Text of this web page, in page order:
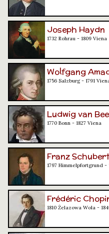
Joseph Haydn
1732 Rohrau - 1809 Viena
Wolfgang
1756 Salzburg - 1791
Ludwig van
1770 Bonn - 1827 Viena
Franz
1797 Himmelpfortgrund -
Frédéric
1810 Żelazowa Wola -